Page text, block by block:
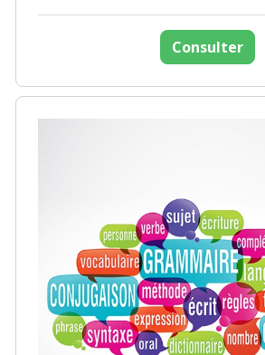
Consulter